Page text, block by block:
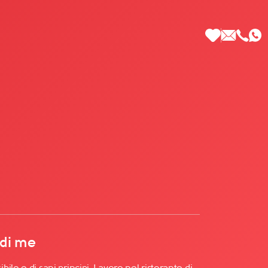
Più
me